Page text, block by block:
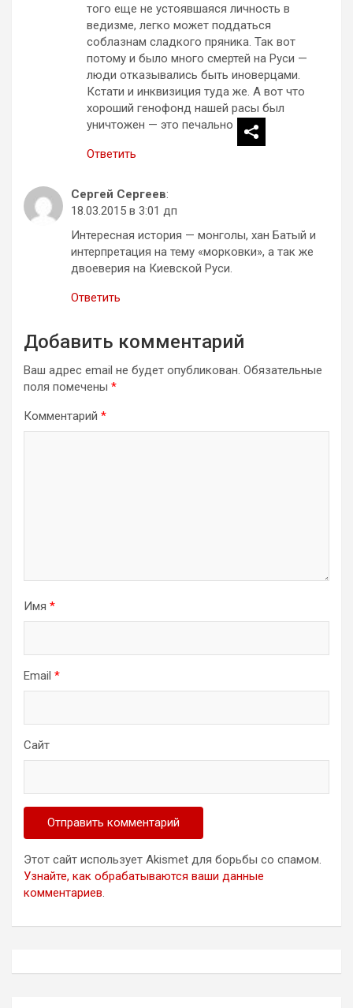
того еще не устоявшаяся личность в
ведизме, легко может поддаться
соблазнам сладкого пряника. Так вот
потому и было много смертей на Руси —
люди отказывались быть иноверцами.
Кстати и инквизиция туда же. А вот что
хороший генофонд нашей расы был
уничтожен — это печально
Ответить
Сергей Сергеев:
18.03.2015 в 3:01 дп
Интересная история — монголы, хан Батый и
интерпретация на тему «морковки», а так же
двоеверия на Киевской Руси.
Ответить
Добавить комментарий
Ваш адрес email не будет опубликован. Обязательные
поля помечены *
Комментарий *
Имя *
Email *
Сайт
Этот сайт использует Akismet для борьбы со спамом.
Узнайте, как обрабатываются ваши данные
комментариев.